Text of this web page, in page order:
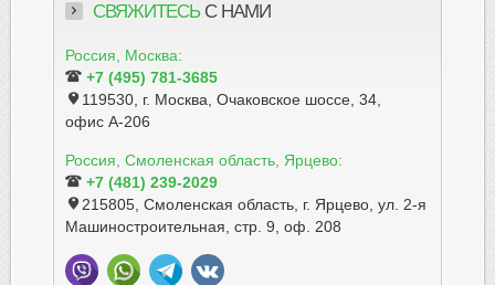
СВЯЖИТЕСЬС НАМИ
Россия, Москва:
+7 (495) 781-3685
119530, г. Москва, Очаковское шоссе, 34,
офис А-206
Россия, Смоленская область, Ярцево:
+7 (481) 239-2029
215805, Смоленская область, г. Ярцево, ул. 2-я
Машиностроительная, стр. 9, оф. 208